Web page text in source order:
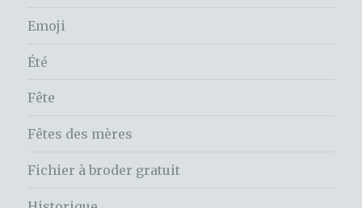
Emoji
Été
Fête
Fêtes des mères
Fichier à broder gratuit